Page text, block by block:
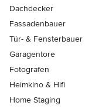
Dachdecker
Fassadenbauer
Tür- & Fensterbauer
Garagentore
Fotografen
Heimkino & Hifi
Home Staging